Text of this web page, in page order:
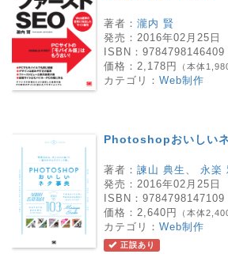
著者： 瀧内 賢
発売： 2016年02月25日
ISBN： 9784798146409
価格： 2,178円 （本体
カテゴリ： Web制作
Photoshopおいしい
著者： 諫山 典生 永楽
発売： 2016年02月25日
ISBN： 9784798147109
価格： 2,640円 （本体
カテゴリ： Web制作
正誤あり